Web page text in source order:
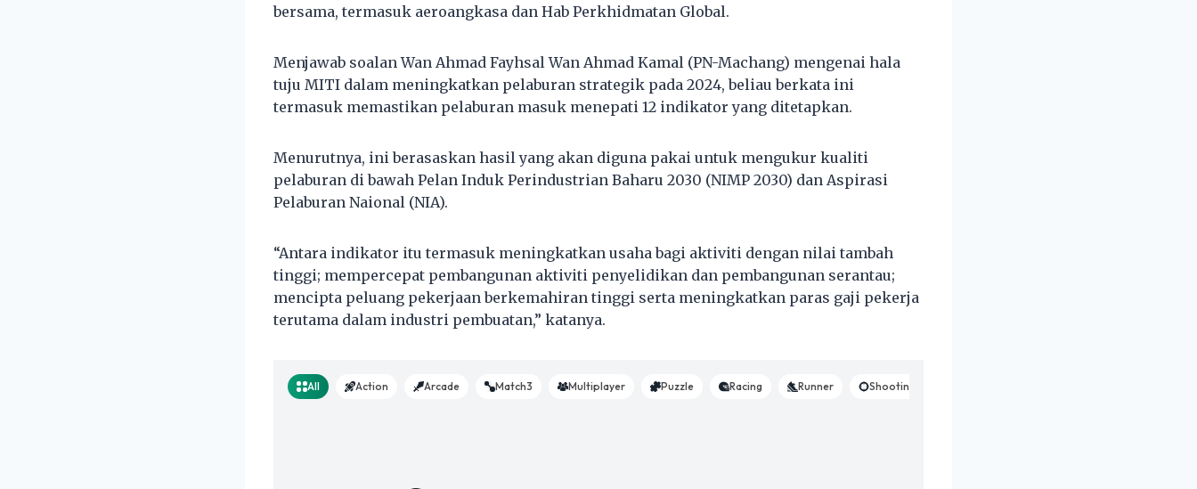
bersama, termasuk aeroangkasa dan Hab Perkhidmatan Global.
Menjawab soalan Wan Ahmad Fayhsal Wan Ahmad Kamal (PN-Machang) mengenai hala
tuju MITI dalam meningkatkan pelaburan strategik pada 2024, beliau berkata ini
termasuk memastikan pelaburan masuk menepati 12 indikator yang ditetapkan.
Menurutnya, ini berasaskan hasil yang akan diguna pakai untuk mengukur kualiti
pelaburan di bawah Pelan Induk Perindustrian Baharu 2030 (NIMP 2030) dan Aspirasi
Pelaburan Naional (NIA).
“Antara indikator itu termasuk meningkatkan usaha bagi aktiviti dengan nilai tambah
tinggi; mempercepat pembangunan aktiviti penyelidikan dan pembangunan serantau;
mencipta peluang pekerjaan berkemahiran tinggi serta meningkatkan paras gaji pekerja
terutama dalam industri pembuatan,” katanya.